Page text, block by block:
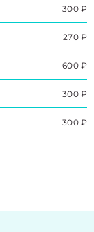
300 ₽
270 ₽
600 ₽
300 ₽
300 ₽